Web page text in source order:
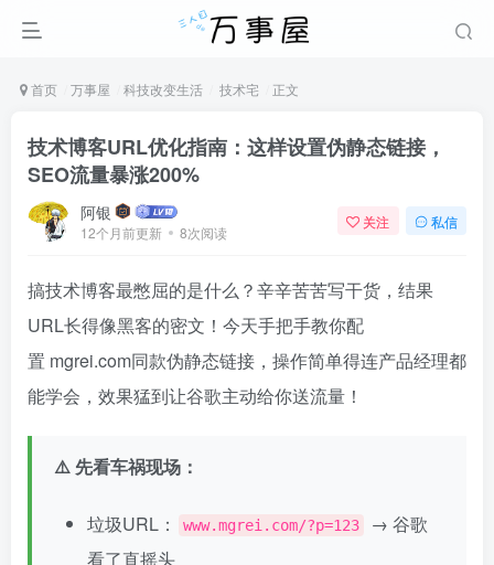
首页 万事屋 科技改变生活 技术宅 正文
技术博客URL优化指南：这样设置伪静态链接，
SEO流量暴涨200%
阿银
12个月前更新 8次阅读
关注 私信
搞技术博客最憋屈的是什么？辛辛苦苦写干货，结果
URL长得像黑客的密文！今天手把手教你配
置 mgrei.com同款伪静态链接，操作简单得连产品经理都
能学会，效果猛到让谷歌主动给你送流量！
⚠️ 先看车祸现场：
垃圾URL： www.mgrei.com/?p=123
→ 谷歌
看了直摇头